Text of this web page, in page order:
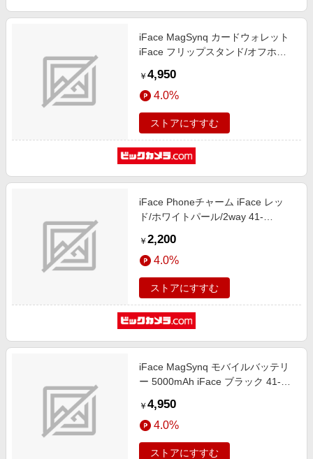
iFace MagSynq カードウォレット
iFace フリップスタンド/オフホワ
￥ 4,950
4.0%
ストアにすすむ
iFace Phoneチャーム iFace レッ
ド/ホワイトパール/2way 41-
￥ 2,200
4.0%
ストアにすすむ
iFace MagSynq モバイルバッテリ
ー 5000mAh iFace ブラック 41-
￥ 4,950
4.0%
ストアにすすむ